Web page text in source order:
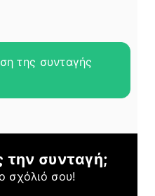
της συνταγής
την συνταγή;
σχόλιό σου!